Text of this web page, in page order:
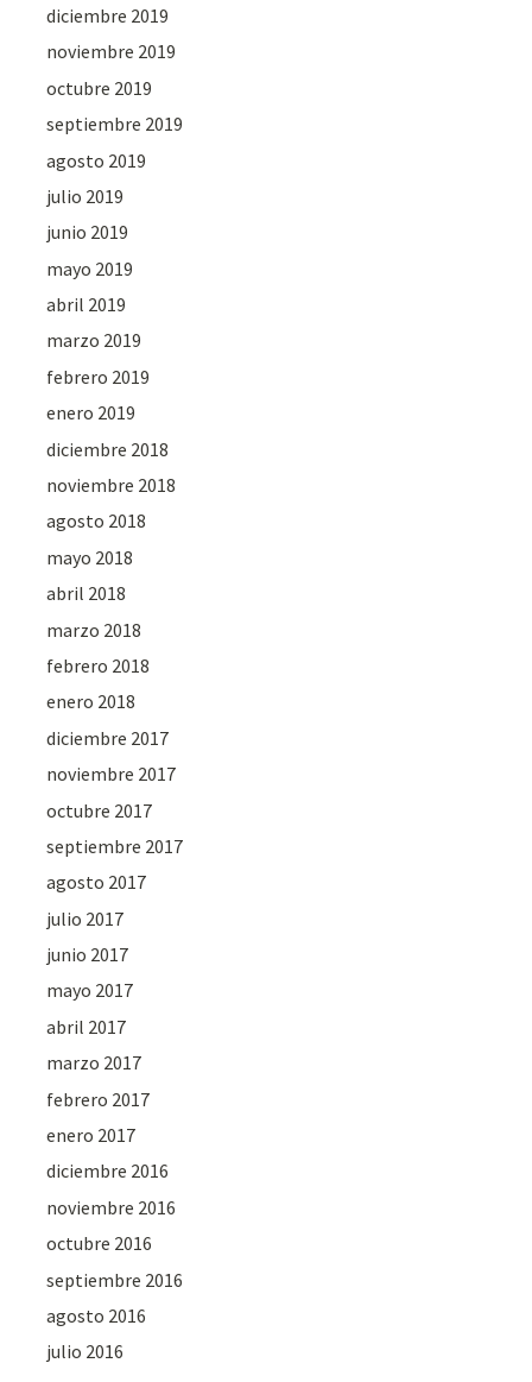
diciembre 2019
noviembre 2019
octubre 2019
septiembre 2019
agosto 2019
julio 2019
junio 2019
mayo 2019
abril 2019
marzo 2019
febrero 2019
enero 2019
diciembre 2018
noviembre 2018
agosto 2018
mayo 2018
abril 2018
marzo 2018
febrero 2018
enero 2018
diciembre 2017
noviembre 2017
octubre 2017
septiembre 2017
agosto 2017
julio 2017
junio 2017
mayo 2017
abril 2017
marzo 2017
febrero 2017
enero 2017
diciembre 2016
noviembre 2016
octubre 2016
septiembre 2016
agosto 2016
julio 2016